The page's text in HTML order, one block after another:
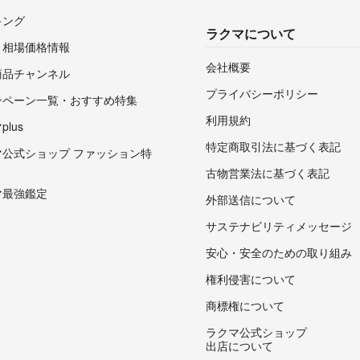
グ
場価格情報
チャンネル
ーン一覧・おすすめ特集
式ショップ ファッション特
強鑑定
ラクマについて
会社概要
プライバシーポリシー
利用規約
特定商取引法に基づく表記
古物営業法に基づく表記
外部送信について
サステナビリティメッセージ
安心・安全のための取り組み
権利侵害について
商標権について
ラクマ公式ショップ
出店について